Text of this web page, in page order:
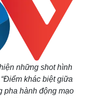
những shot hình
khác biệt giữa
pha hành động mạo